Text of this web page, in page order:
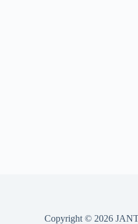
Copyright © 2026